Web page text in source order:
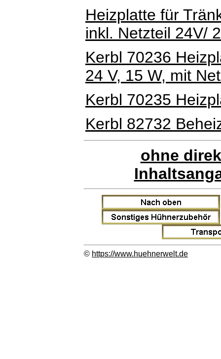
Heizplatte für
inkl. Netzteil 24V/
Kerbl 70236
24 V, 15 W, mit
Kerbl 70235
Kerbl 82732
ohne
© https://www.huehnerwelt.de